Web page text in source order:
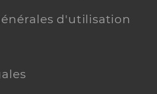
d'utilisation